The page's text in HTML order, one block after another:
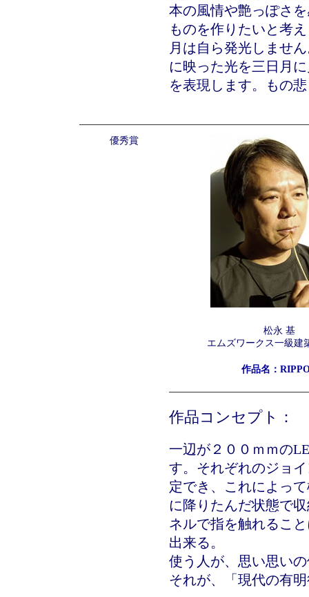
本の風情や艶っぽさ
ものを作りたいと考
月は自ら発光しませ
に映った光を三日月
を表現します。もの
優秀賞
松永 基
エムズワークス一級建
作品名：
作品コンセプト：
一辺が２００ｍｍの
す。それぞれのジョ
定でき、これによっ
に降りたんだ状態で
ネルで指を触れるこ
出来る。
使う人が、思い思い
それが、「現代の有